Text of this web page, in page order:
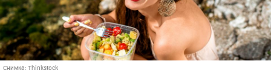
Снимка: Thinkstock